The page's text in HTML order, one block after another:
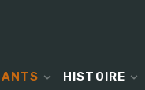
HISTOIRE